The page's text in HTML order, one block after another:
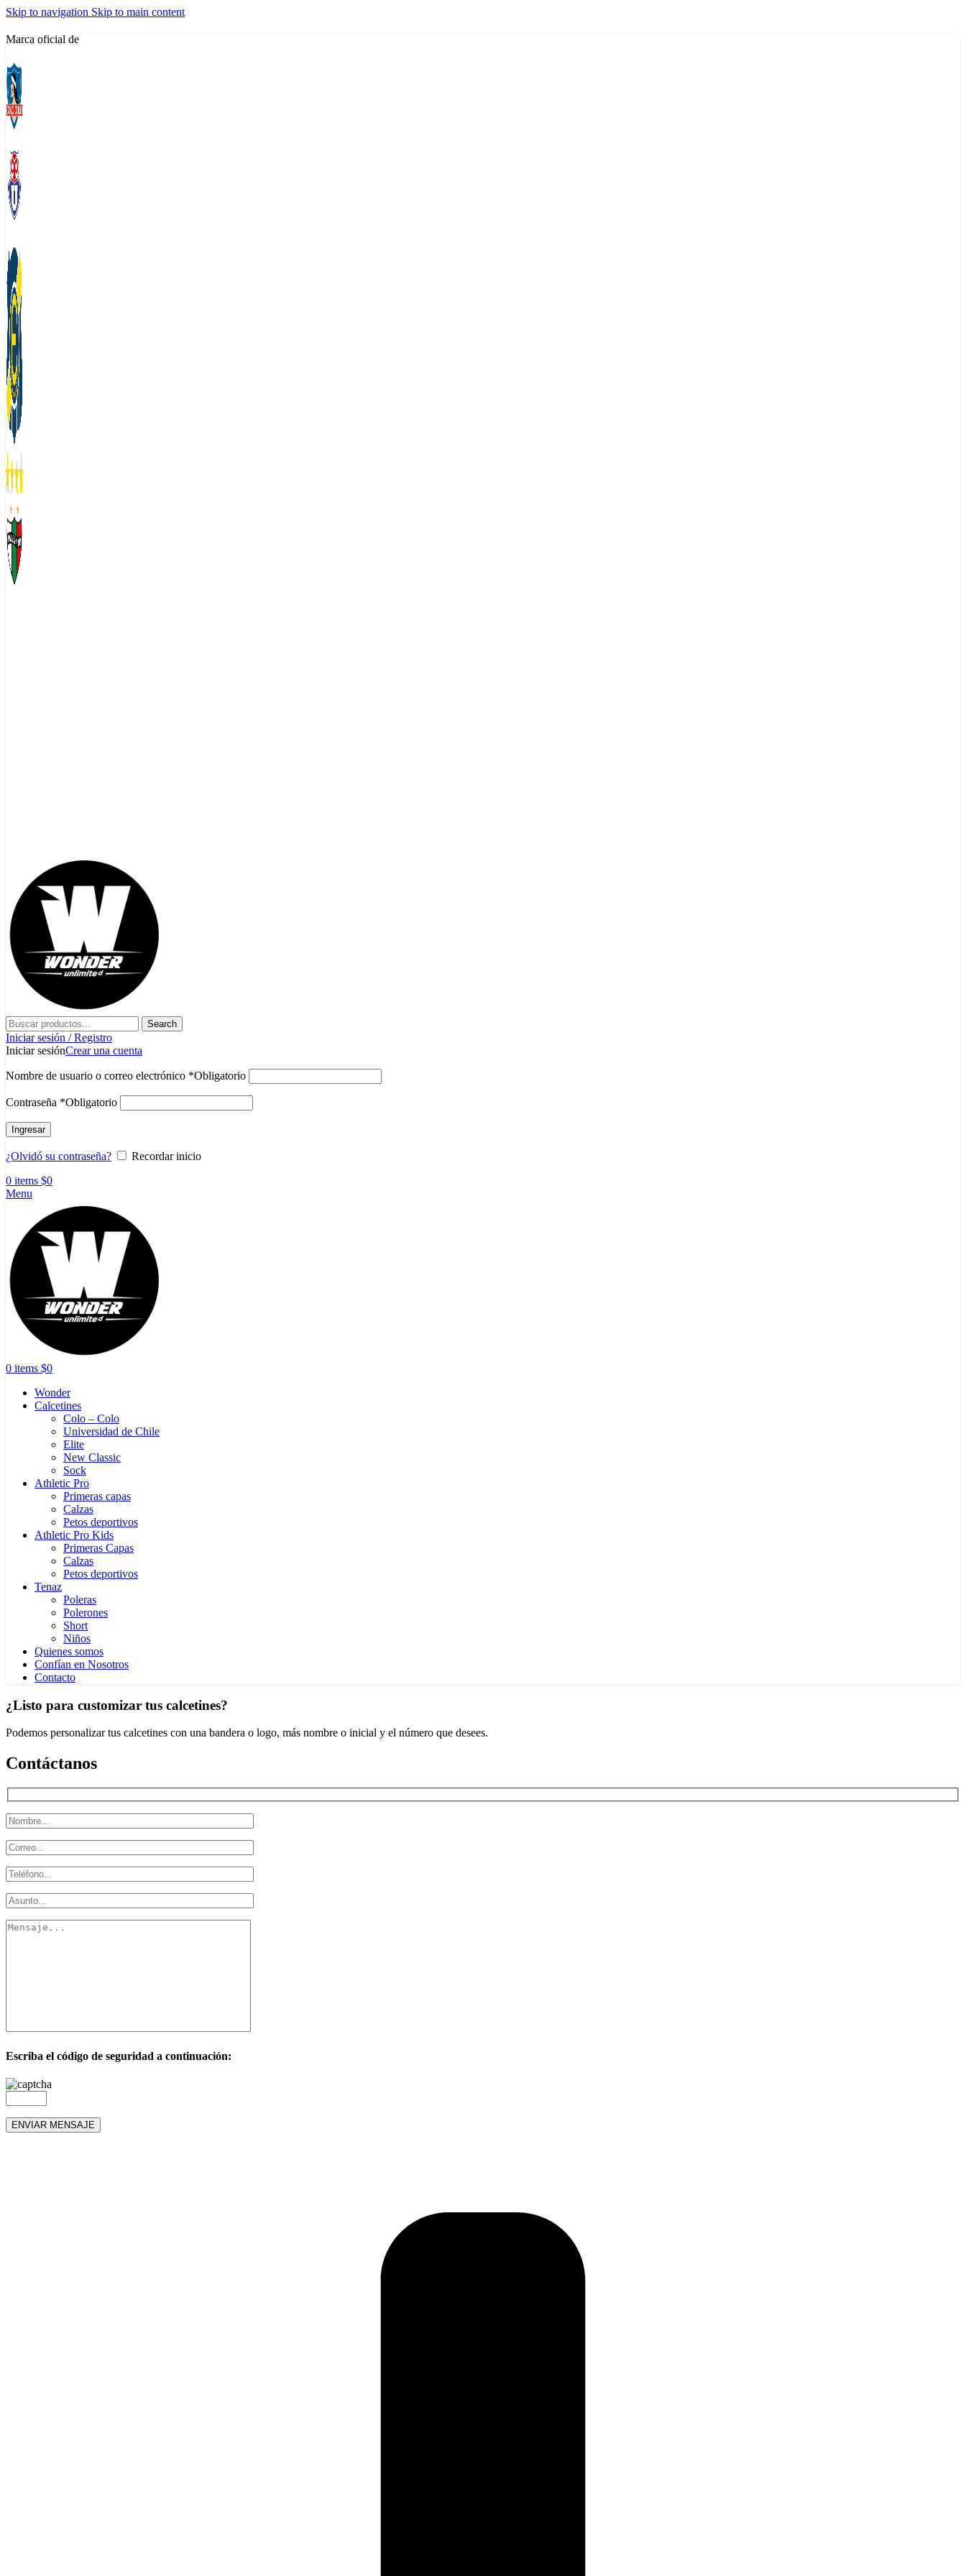
Skip to navigation Skip to main content
Marca oficial de
Search
Iniciar sesión / Registro
Iniciar sesiónCrear una cuenta
Nombre de usuario o correo electrónico *Obligatorio
Contraseña *Obligatorio
Ingresar
¿Olvidó su contraseña?
Recordar inicio
0 items $0
Menu
0 items $0
Wonder
Calcetines
Colo – Colo
Universidad de Chile
Elite
New Classic
Sock
Athletic Pro
Primeras capas
Calzas
Petos deportivos
Athletic Pro Kids
Primeras Capas
Calzas
Petos deportivos
Tenaz
Poleras
Polerones
Short
Niños
Quienes somos
Confían en Nosotros
Contacto
¿Listo para customizar tus calcetines?
Podemos personalizar tus calcetines con una bandera o logo, más nombre o inicial y el número que desees.
Contáctanos
Escriba el código de seguridad a continuación: